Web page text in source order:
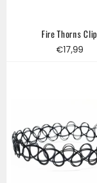
Fire Thorns Clip
Regular
€17,99